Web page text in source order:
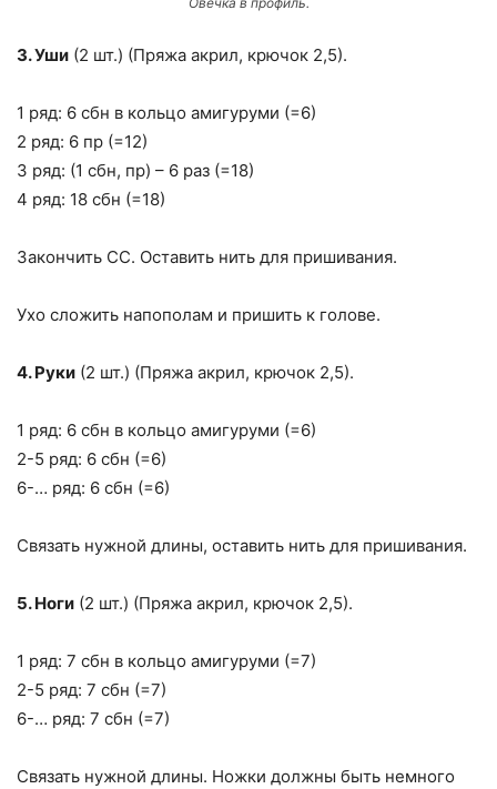
3. Уши (2 шт.) (Пряжа акрил, крючок 2,5).
1 ряд: 6 сбн в кольцо амигуруми (=6)
2 ряд: 6 пр (=12)
3 ряд: (1 сбн, пр) – 6 раз (=18)
4 ряд: 18 сбн (=18)
Закончить СС. Оставить нить для пришивания.
Ухо сложить напополам и пришить к голове.
4. Руки (2 шт.) (Пряжа акрил, крючок 2,5).
1 ряд: 6 сбн в кольцо амигуруми (=6)
2-5 ряд: 6 сбн (=6)
6-… ряд: 6 сбн (=6)
Связать нужной длины, оставить нить для пришивания.
5. Ноги (2 шт.) (Пряжа акрил, крючок 2,5).
1 ряд: 7 сбн в кольцо амигуруми (=7)
2-5 ряд: 7 сбн (=7)
6-… ряд: 7 сбн (=7)
Связать нужной длины. Ножки должны быть немного